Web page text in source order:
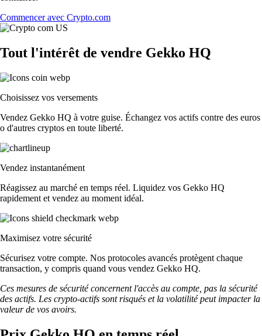
Commencer avec Crypto.com
Tout l'intérêt de vendre Gekko HQ
Choisissez vos versements
Vendez Gekko HQ à votre guise. Échangez vos actifs contre des euros
o d'autres cryptos en toute liberté.
Vendez instantanément
Réagissez au marché en temps réel. Liquidez vos Gekko HQ
rapidement et vendez au moment idéal.
Maximisez votre sécurité
Sécurisez votre compte. Nos protocoles avancés protègent chaque
transaction, y compris quand vous vendez Gekko HQ.
Ces mesures de sécurité concernent l'accès au compte, pas la sécurité
des actifs. Les crypto-actifs sont risqués et la volatilité peut impacter la
valeur de vos avoirs.